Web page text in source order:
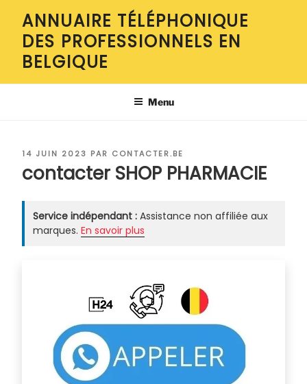
contenu
principal
ANNUAIRE TÉLÉPHONIQUE
DES PROFESSIONNELS EN
BELGIQUE
Menu
PUBLIÉ
14 JUIN 2023 PAR CONTACTER.BE
contacter SHOP PHARMACIE
Service indépendant : Assistance non affiliée aux
marques. En savoir plus